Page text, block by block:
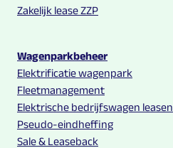
Zakelijk lease ZZP
Wagenparkbeheer
Elektrificatie wagenpark
Fleetmanagement
Elektrische bedrijfswagen leasen
Pseudo-eindheffing
Sale & Leaseback